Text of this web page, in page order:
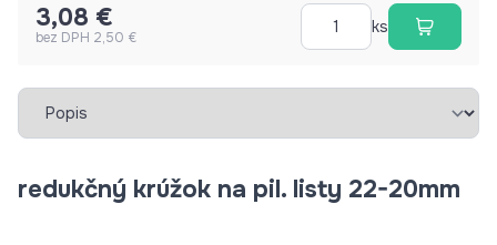
3,08 €
bez DPH 2,50 €
ks
Vybrať záložku
redukčný krúžok na pil. listy 22-20mm